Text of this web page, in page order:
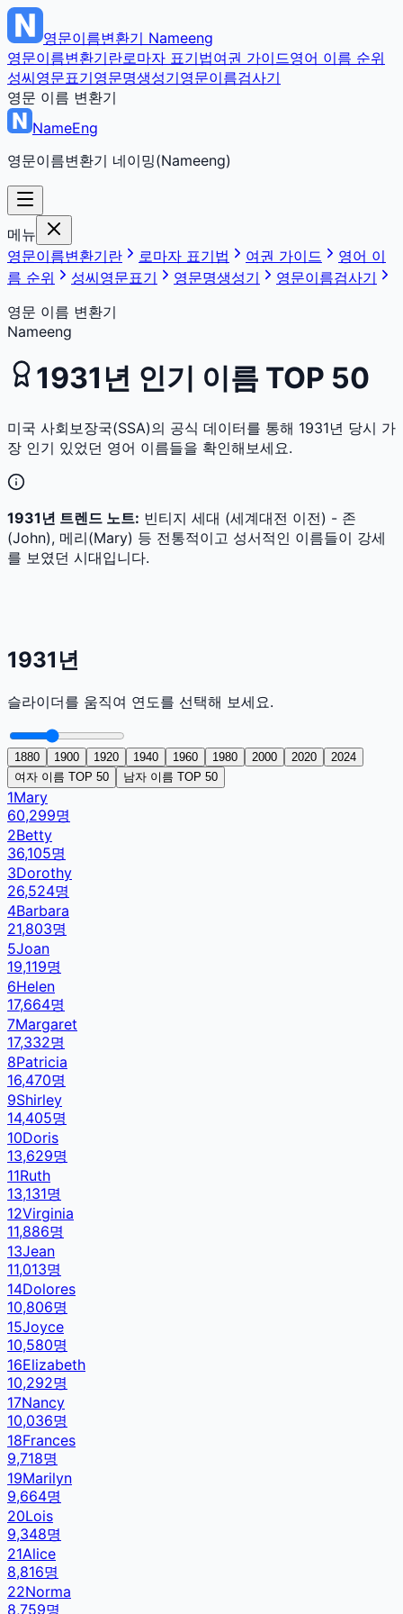
영문이름변환기 Nameeng
영문이름변환기란로마자 표기법여권 가이드영어 이름 순위
성씨영문표기영문명생성기영문이름검사기
영문 이름 변환기
NameEng
영문이름변환기 네이밍(Nameeng)
메뉴
영문이름변환기란
로마자 표기법 여권 가이드
영어 이
름 순위
성씨영문표기 영문명생성기
영문이름검사기
영문 이름 변환기
Nameeng
1931 년 인기 이름 TOP 50
미국 사회보장국(SSA)의 공식 데이터를 통해 1931년 당시 가
장 인기 있었던 영어 이름들을 확인해보세요.
1931 년 트렌드 노트: 빈티지 세대 (세계대전 이전) - 존
(John), 메리(Mary) 등 전통적이고 성서적인 이름들이 강세
를 보였던 시대입니다.
1931 년
슬라이더를 움직여 연도를 선택해 보세요.
1880 1900 1920 1940 1960 1980 2000 2020
2024
여자 이름 TOP 50
남자 이름 TOP 50
1Mary
60,299명
2Betty
36,105명
3Dorothy
26,524명
4Barbara
21,803명
5Joan
19,119명
6Helen
17,664명
7Margaret
17,332명
8Patricia
16,470명
9Shirley
14,405명
10Doris
13,629명
11Ruth
13,131명
12Virginia
11,886명
13Jean
11,013명
14Dolores
10,806명
15Joyce
10,580명
16Elizabeth
10,292명
17Nancy
10,036명
18Frances
9,718명
19Marilyn
9,664명
20Lois
9,348명
21Alice
8,816명
22Norma
8,759명